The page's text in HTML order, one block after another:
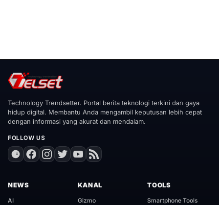
Technology Trendsetter. Portal berita teknologi terkini dan gaya
hidup digital. Membantu Anda mengambil keputusan lebih cepat
dengan informasi yang akurat dan mendalam.
FOLLOW US
NEWS
AI
KANAL
Gizmo
TOOLS
Smartphone Tools